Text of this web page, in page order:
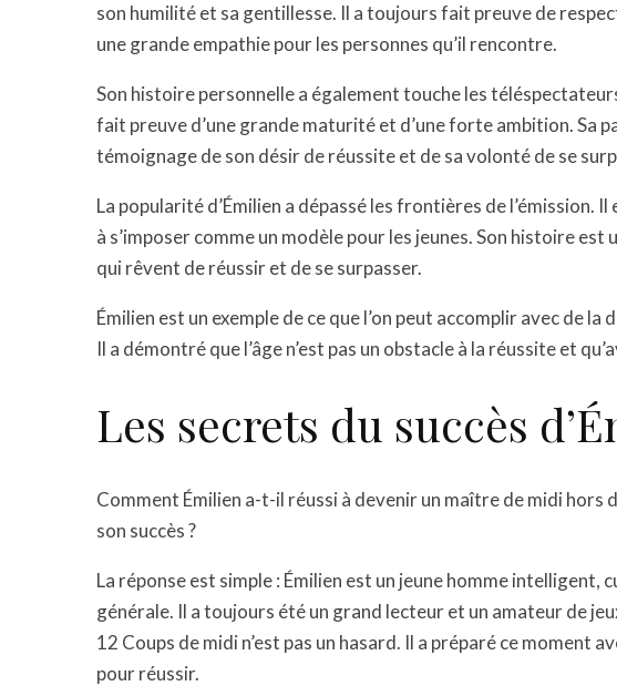
son humilité et sa gentillesse. Il a toujours fait preuve de
une grande empathie pour les personnes qu’il rencontre.
Son histoire personnelle a également touche les
fait preuve d’une grande maturité et d’une forte ambition. Sa
témoignage de son désir de réussite et de sa volonté de se
La popularité d’Émilien a dépassé les frontières de l’émission.
à s’imposer comme un modèle pour les jeunes. Son histoire
qui rêvent de réussir et de se surpasser.
Émilien est un exemple de ce que l’on peut accomplir avec de
Il a démontré que l’âge n’est pas un obstacle à la réussite et
Les secrets du succès
Comment Émilien a-t-il réussi à devenir un maître de midi hors
son succès ?
La réponse est simple : Émilien est un jeune homme intelligent,
générale. Il a toujours été un grand lecteur et un amateur de
12 Coups de midi n’est pas un hasard. Il a préparé ce moment
pour réussir.